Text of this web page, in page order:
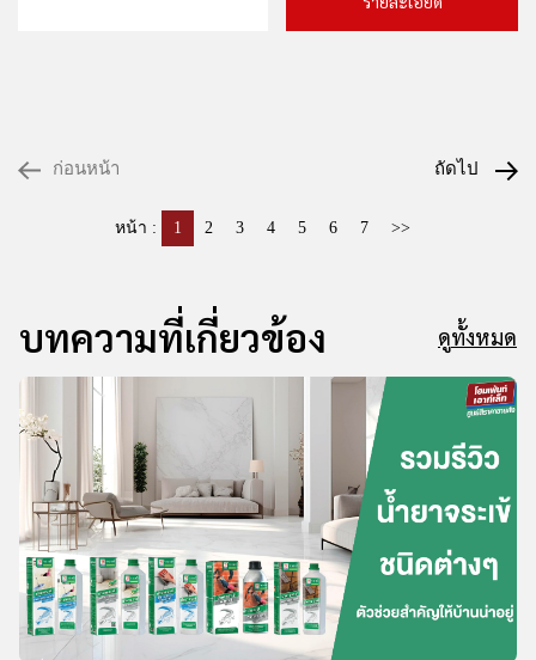
ก่อนหน้า ถัดไป
หน้า : 1 2 3 4 5 6 7 >>
บทความที่เกี่ยวข้อง ดูทั้งหมด